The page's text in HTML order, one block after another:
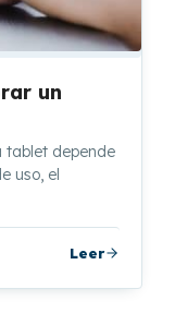
un
tablet depende
uso, el
Leer